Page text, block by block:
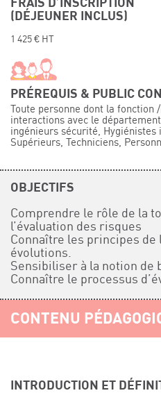
FRAIS D’INSCRIPTION
(DÉJEUNER INCLUS)
1 425 € HT
PRÉREQUIS & PUBLIC
Toute personne dont la
interactions avec le
ingénieurs sécurité, Hygiénistes
Supérieurs, Techniciens,
OBJECTIFS
Comprendre le rôle de la
l’évaluation des risques
Connaître les principes
évolutions.
Sensibiliser à la notion de
Connaître le processus
CONTENU
INTRODUCTION ET